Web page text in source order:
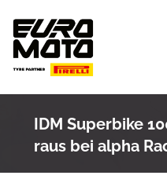
content
IDM Superbike
raus bei alpha